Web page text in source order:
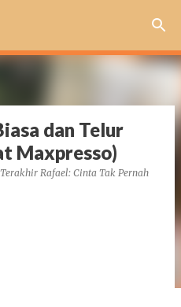
dan Telur
Maxpresso)
Rafael: Cinta Tak Pernah